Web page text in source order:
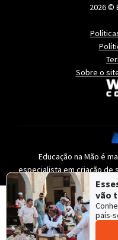
vão
país-
2026 ©
Sobre o
Educação na Mão é
especialista emcriação de